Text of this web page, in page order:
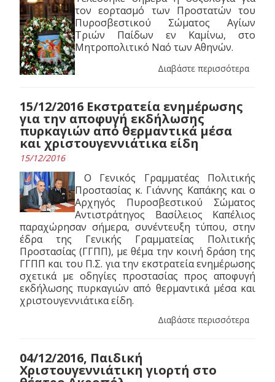
τον εορτασμό των Προστατών του
Πυροσβεστικού Σώματος Αγίων
Τριών Παίδων εν Καμίνω, στο
Μητροπολιτικό Ναό των Αθηνών.
Διαβάστε περισσότερα
15/12/2016 Εκστρατεία ενημέρωσης
για την αποφυγή εκδήλωσης
πυρκαγιών από θερμαντικά μέσα
και χριστουγεννιάτικα είδη
15/12/2016
Ο Γενικός Γραμματέας Πολιτικής
Προστασίας κ. Γιάννης Καπάκης και ο
Αρχηγός Πυροσβεστικού Σώματος
Αντιστράτηγος Βασίλειος Καπέλιος
παραχώρησαν σήμερα, συνέντευξη τύπου, στην
έδρα της Γενικής Γραμματείας Πολιτικής
Προστασίας (ΓΓΠΠ), με θέμα την κοινή δράση της
ΓΓΠΠ και του Π.Σ. για την εκστρατεία ενημέρωσης
σχετικά με οδηγίες προστασίας προς αποφυγή
εκδήλωσης πυρκαγιών από θερμαντικά μέσα και
χριστουγεννιάτικα είδη.
Διαβάστε περισσότερα
04/12/2016, Παιδική
Χριστουγεννιάτικη γιορτή στο